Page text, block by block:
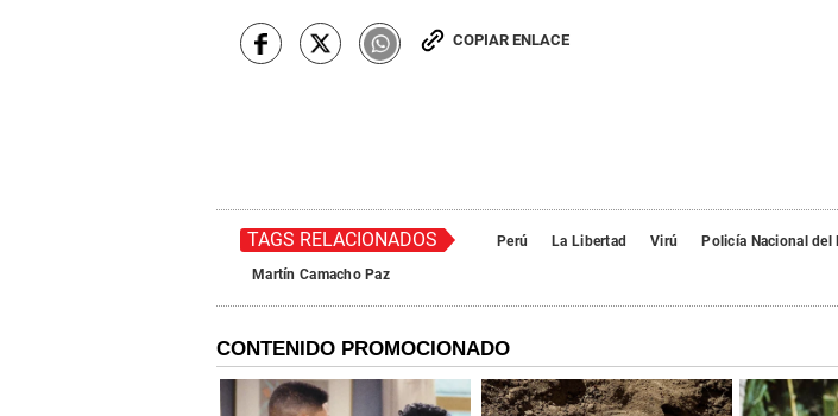
COPIAR ENLACE
TAGS RELACIONADOS Perú La Libertad Virú
Policía Nacional del
Martín Camacho Paz